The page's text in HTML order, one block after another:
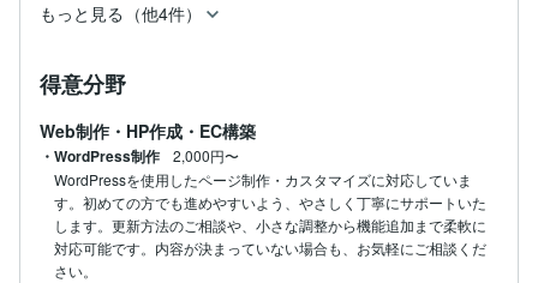
もっと見る（他4件）
得意分野
Web制作・HP作成・EC構築
・WordPress制作
2,000円〜
WordPressを使用したページ制作・カスタマイズに対応していま
す。初めての方でも進めやすいよう、やさしく丁寧にサポートいた
します。更新方法のご相談や、小さな調整から機能追加まで柔軟に
対応可能です。内容が決まっていない場合も、お気軽にご相談くだ
さい。